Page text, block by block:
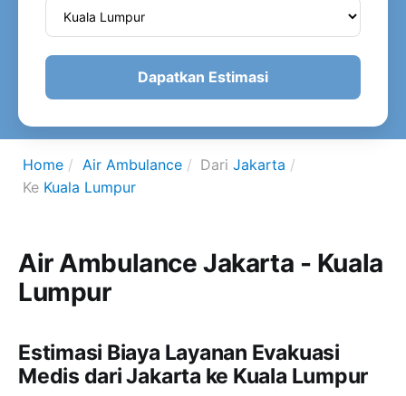
Dapatkan Estimasi
Home Air Ambulance Dari Jakarta
Ke Kuala Lumpur
Air Ambulance Jakarta - Kuala
Lumpur
Estimasi Biaya Layanan Evakuasi
Medis dari Jakarta ke Kuala Lumpur